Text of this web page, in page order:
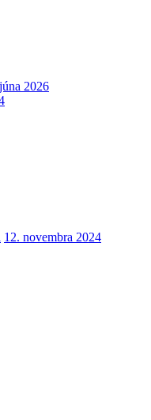
2026
12. novembra 2024